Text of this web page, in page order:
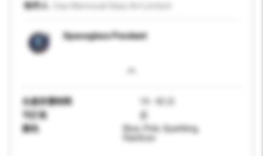
收件人
Spaceglass Pendant
生產所需時間
14 - 42 日
可訂造
是
顏色
Blue, Pink, Sparkling,
Rainbow